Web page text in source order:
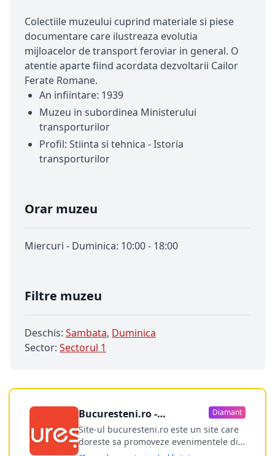
Colectiile muzeului cuprind materiale si piese
documentare care ilustreaza evolutia
mijloacelor de transport feroviar in general. O
atentie aparte fiind acordata dezvoltarii Cailor
Ferate Romane.
An infiintare: 1939
Muzeu in subordinea Ministerului
transporturilor
Profil: Stiinta si tehnica - Istoria
transporturilor
Orar muzeu
Miercuri - Duminica: 10:00 - 18:00
Filtre muzeu
Deschis: Sambata, Duminica
Sector: Sectorul 1
Bucuresteni.ro -
publicitate online
Diamant
Site-ul bucuresteni.ro este un site care
doreste sa promoveze evenimentele din